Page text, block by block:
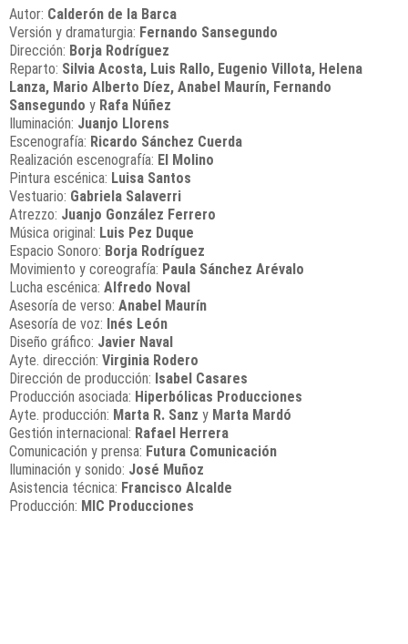
Autor: Calderón de la Barca
Versión y dramaturgia: Fernando Sansegundo
Dirección: Borja Rodríguez
Reparto: Silvia Acosta, Luis Rallo, Eugenio Villota, Helena
Lanza, Mario Alberto Díez, Anabel Maurín, Fernando
Sansegundo y Rafa Núñez
Iluminación: Juanjo Llorens
Escenografía: Ricardo Sánchez Cuerda
Realización escenografía: El Molino
Pintura escénica: Luisa Santos
Vestuario: Gabriela Salaverri
Atrezzo: Juanjo González Ferrero
Música original: Luis Pez Duque
Espacio Sonoro: Borja Rodríguez
Movimiento y coreografía: Paula Sánchez Arévalo
Lucha escénica: Alfredo Noval
Asesoría de verso: Anabel Maurín
Asesoría de voz: Inés León
Diseño gráfico: Javier Naval
Ayte. dirección: Virginia Rodero
Dirección de producción: Isabel Casares
Producción asociada: Hiperbólicas Producciones
Ayte. producción: Marta R. Sanz y Marta Mardó
Gestión internacional: Rafael Herrera
Comunicación y prensa: Futura Comunicación
Iluminación y sonido: José Muñoz
Asistencia técnica: Francisco Alcalde
Producción: MIC Producciones